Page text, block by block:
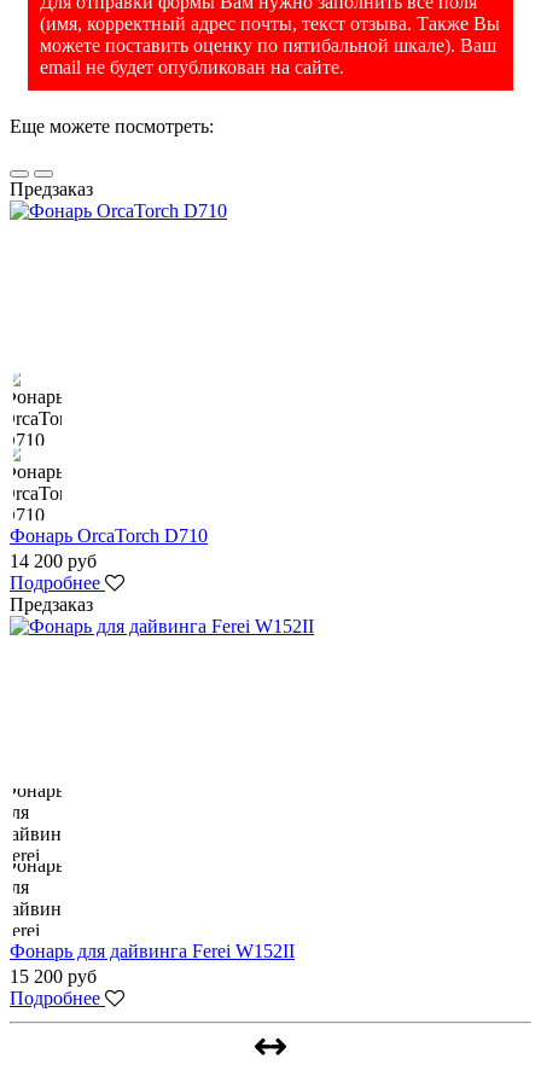
(имя, корректный адрес почты, текст отзыва. Также Вы
можете поставить оценку по пятибальной шкале). Ваш
email не будет опубликован на сайте.
Еще можете посмотреть:
Предзаказ
Фонарь OrcaTorch D710
14 200 руб
Подробнее
Предзаказ
Фонарь для дайвинга Ferei W152II
15 200 руб
Подробнее